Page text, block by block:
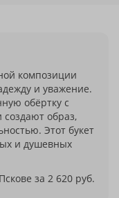
композиции
и уважение.
обёртку с
создают образ,
Этот букет
и душевных
за 2 620 руб.